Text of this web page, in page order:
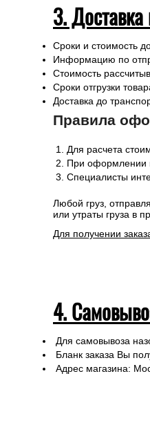
3.
Сроки и стоимость
Информацию по
Стоимость
Сроки отгрузки
Доставка до
Правила
Для расчета
При оформлении
Специалисты
Любой груз,
или утраты груза в
Для получении
4.
Для самовывоза
Бланк заказа Вы
Адрес магазина: